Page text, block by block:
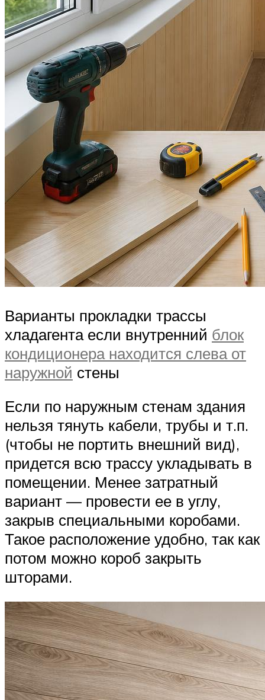
Варианты прокладки трассы
хладагента если внутренний блок
кондиционера находится слева от
наружной стены
Если по наружным стенам здания
нельзя тянуть кабели, трубы и т.п.
(чтобы не портить внешний вид),
придется всю трассу укладывать в
помещении. Менее затратный
вариант — провести ее в углу,
закрыв специальными коробами.
Такое расположение удобно, так как
потом можно короб закрыть
шторами.